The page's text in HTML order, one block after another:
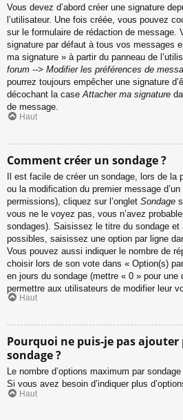
Vous devez d’abord créer une signature
l’utilisateur. Une fois créée, vous pouvez
sur le formulaire de rédaction de message.
signature par défaut à tous vos messages
ma signature » à partir du panneau de
forum --> Modifier les préférences de
pourrez toujours empêcher une signature
décochant la caseAttacher ma signature
de message.
Haut
Comment créer un sondage ?
Il est facile de créer un sondage, lors de la
ou la modification du premier message
permissions), cliquez sur l’onglet Sondage
vous ne le voyez pas, vous n’avez
sondages). Saisissez le titre du sondage et
possibles, saisissez une option par ligne
Vous pouvez aussi indiquer le nombre de
choisir lors de son vote dans « Option(s)
en jours du sondage (mettre « 0 » pour une
permettre aux utilisateurs de modifier leur
Haut
Pourquoi ne puis-je pas ajouter
sondage ?
Le nombre d’options maximum par
Si vous avez besoin d’indiquer plus
Haut